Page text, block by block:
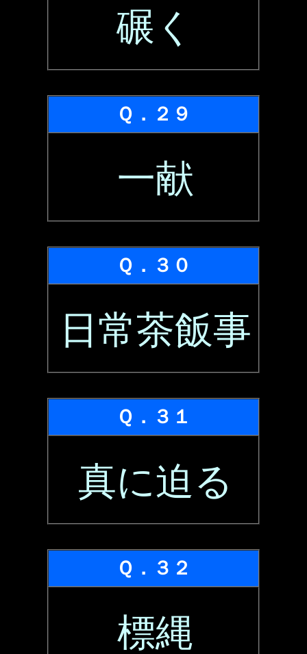
碾く
Ｑ．２９
一献
Ｑ．３０
日常茶飯事
Ｑ．３１
真に迫る
Ｑ．３２
標縄